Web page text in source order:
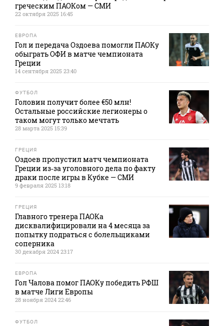
греческим ПАОКом — СМИ
22 октября 2025 16:45
ЕВРОПА
Гол и передача Оздоева помогли ПАОКу
обыграть ОФИ в матче чемпионата
Греции
14 сентября 2025 23:40
ФУТБОЛ
Головин получит более €50 млн!
Остальные российские легионеры о
таком могут только мечтать
28 марта 2025 15:39
ГРЕЦИЯ
Оздоев пропустил матч чемпионата
Греции из‑за уголовного дела по факту
драки после игры в Кубке — СМИ
9 февраля 2025 13:18
ГРЕЦИЯ
Главного тренера ПАОКа
дисквалифицировали на 4 месяца за
попытку подраться с болельщиками
соперника
30 декабря 2024 23:17
ЕВРОПА
Гол Чалова помог ПАОКу победить РФШ
в матче Лиги Европы
28 ноября 2024 22:46
ФУТБОЛ